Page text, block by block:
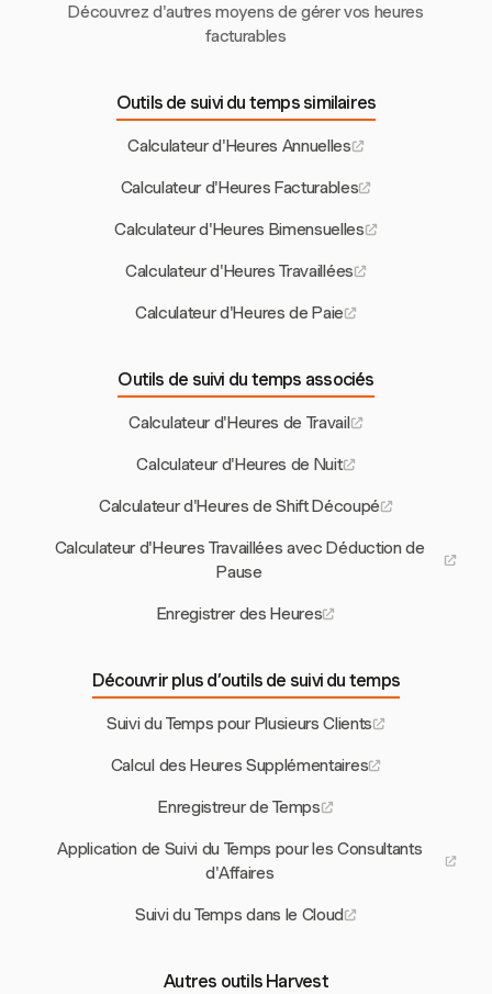
Découvrez d'autres moyens de gérer vos heures
facturables
Outils de suivi du temps similaires
Calculateur d'Heures Annuelles
Calculateur d'Heures Facturables
Calculateur d'Heures Bimensuelles
Calculateur d'Heures Travaillées
Calculateur d'Heures de Paie
Outils de suivi du temps associés
Calculateur d'Heures de Travail
Calculateur d'Heures de Nuit
Calculateur d'Heures de Shift Découpé
Calculateur d'Heures Travaillées avec Déduction de
Pause
Enregistrer des Heures
Découvrir plus d’outils de suivi du temps
Suivi du Temps pour Plusieurs Clients
Calcul des Heures Supplémentaires
Enregistreur de Temps
Application de Suivi du Temps pour les Consultants
d'Affaires
Suivi du Temps dans le Cloud
Autres outils Harvest